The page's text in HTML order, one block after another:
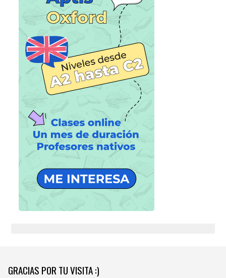
GRACIAS POR TU VISITA :)